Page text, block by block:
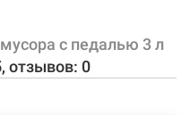
с педалью 3 л
, отзывов: 0